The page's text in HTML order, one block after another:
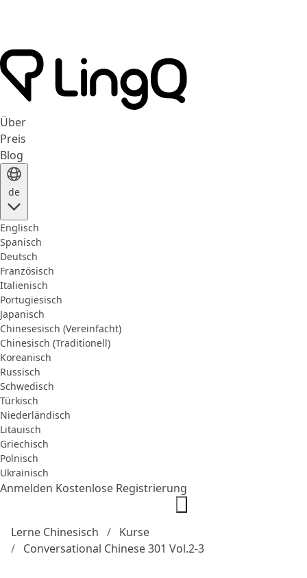
Über
Preis
Blog
de
Englisch
Spanisch
Deutsch
Französisch
Italienisch
Portugiesisch
Japanisch
Chinesesisch (Vereinfacht)
Chinesisch (Traditionell)
Koreanisch
Russisch
Schwedisch
Türkisch
Niederländisch
Litauisch
Griechisch
Polnisch
Ukrainisch
Anmelden Kostenlose Registrierung
Lerne Chinesisch
Kurse
Conversational Chinese 301 Vol.2-3